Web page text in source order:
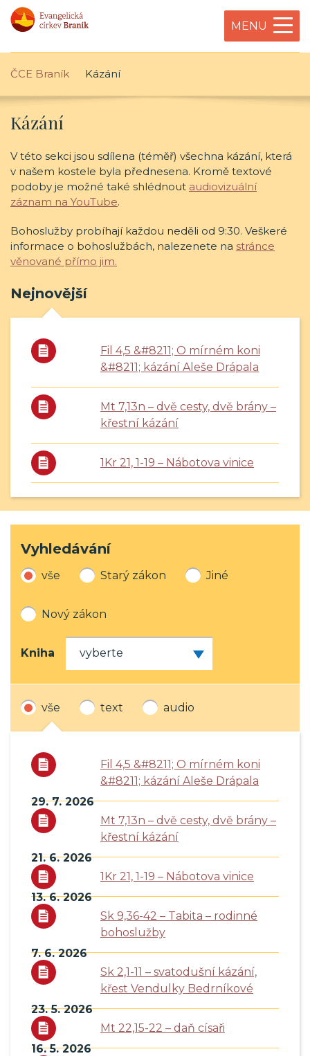
MENU
ČCE Braník Kázání
Kázání
V této sekci jsou sdílena (téměř) všechna kázání, která
v našem kostele byla přednesena. Kromě textové
podoby je možné také shlédnout audiovizuální
záznam na YouTube.
Bohoslužby probíhají každou neděli od 9:30. Veškeré
informace o bohoslužbách, nalezenete na stránce
věnované přímo jim.
Nejnovější
Fil 4,5 &#8211; O mírném koni
&#8211; kázání Aleše Drápala
Mt 7,13n – dvě cesty, dvě brány –
křestní kázání
1Kr 21, 1-19 – Nábotova vinice
Vyhledávání
vše Starý zákon Jiné
Nový zákon
Kniha
vše text audio
Fil 4,5 &#8211; O mírném koni
&#8211; kázání Aleše Drápala
29. 7. 2026
Mt 7,13n – dvě cesty, dvě brány –
křestní kázání
21. 6. 2026
1Kr 21, 1-19 – Nábotova vinice
13. 6. 2026
Sk 9,36-42 – Tabita – rodinné
bohoslužby
7. 6. 2026
Sk 2,1-11 – svatodušní kázání,
křest Vendulky Bedrníkové
23. 5. 2026
Mt 22,15-22 – daň císaři
16. 5. 2026